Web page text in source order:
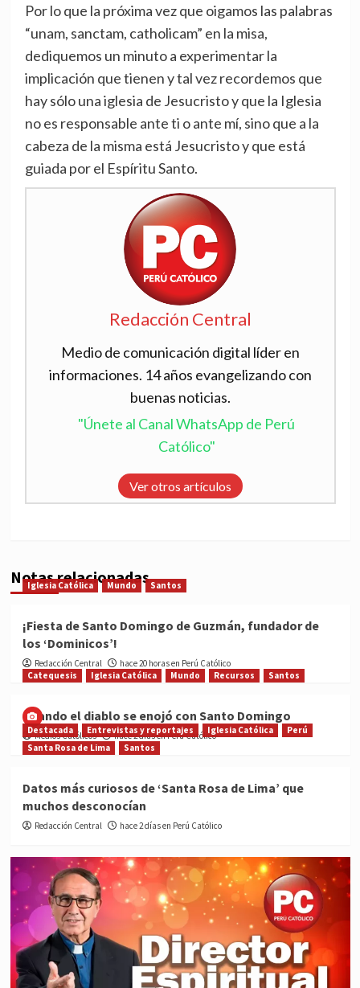
Por lo que la próxima vez que oigamos las palabras
“unam, sanctam, catholicam” en la misa,
dediquemos un minuto a experimentar la
implicación que tienen y tal vez recordemos que
hay sólo una iglesia de Jesucristo y que la Iglesia
no es responsable ante ti o ante mí, sino que a la
cabeza de la misma está Jesucristo y que está
guiada por el Espíritu Santo.
Redacción Central
Medio de comunicación digital líder en
informaciones. 14 años evangelizando con
buenas noticias.
"Únete al Canal WhatsApp de Perú
Católico"
Ver otros artículos
Notas relacionadas
Iglesia Católica Mundo Santos
¡Fiesta de Santo Domingo de Guzmán, fundador de
los ‘Dominicos’!
Redacción Central
hace 20 horas en Perú Católico
Catequesis
Iglesia Católica Mundo Recursos Santos
Cuando el diablo se enojó con Santo Domingo
Medios Católicos hace 2 días en Perú Católico
Destacada Entrevistas y reportajes Iglesia Católica
Perú
Santa Rosa de Lima
Santos
Datos más curiosos de ‘Santa Rosa de Lima’ que
muchos desconocían
Redacción Central hace 2 días en Perú Católico